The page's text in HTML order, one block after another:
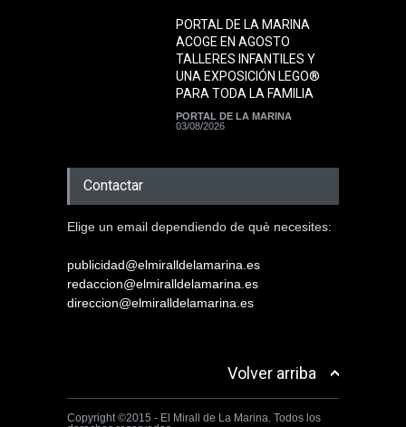
PORTAL DE LA MARINA
ACOGE EN AGOSTO
TALLERES INFANTILES Y
UNA EXPOSICIÓN LEGO®
PARA TODA LA FAMILIA
PORTAL DE LA MARINA
03/08/2026
Contactar
Elige un email dependiendo de què necesites:
publicidad@elmiralldelamarina.es
redaccion@elmiralldelamarina.es
direccion@elmiralldelamarina.es
Volver arriba
Copyright ©2015 - El Mirall de La Marina. Todos los